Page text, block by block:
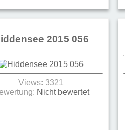
Sonne 2015 056
Views: 3321
Nicht bewertet